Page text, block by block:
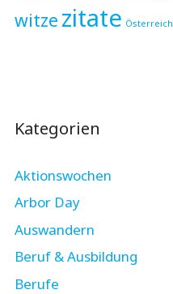
witze zitate Österreich
Kategorien
Aktionswochen
Arbor Day
Auswandern
Beruf & Ausbildung
Berufe